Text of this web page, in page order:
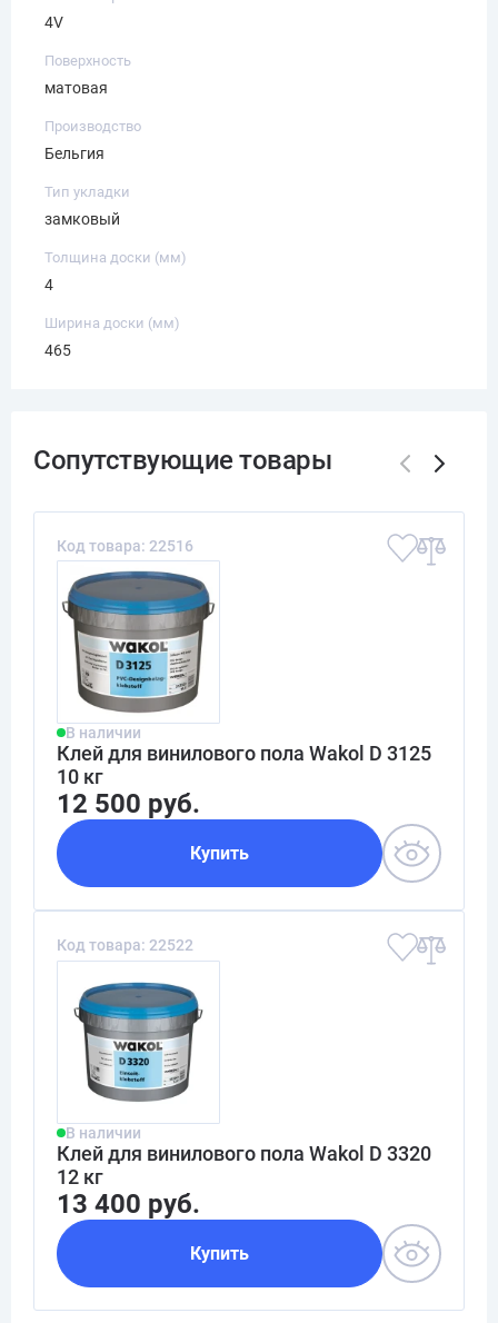
4V
Поверхность
матовая
Производство
Бельгия
Тип укладки
замковый
Толщина доски (мм)
4
Ширина доски (мм)
465
Код товара: 22516
В наличии
Клей для винилового пола Wakol D 3125
10 кг
12 500 руб.
Купить
Код товара: 22522
В наличии
Клей для винилового пола Wakol D 3320
12 кг
13 400 руб.
Купить